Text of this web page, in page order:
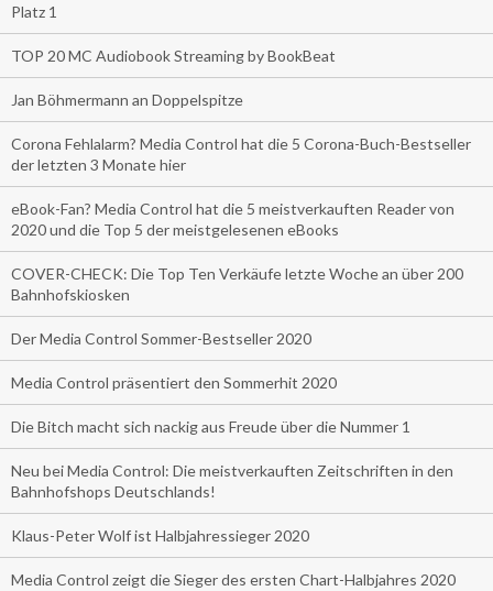
Platz 1
TOP 20 MC Audiobook Streaming by BookBeat
Jan Böhmermann an Doppelspitze
Corona Fehlalarm? Media Control hat die 5 Corona-Buch-Bestseller
der letzten 3 Monate hier
eBook-Fan? Media Control hat die 5 meistverkauften Reader von
2020 und die Top 5 der meistgelesenen eBooks
COVER-CHECK: Die Top Ten Verkäufe letzte Woche an über 200
Bahnhofskiosken
Der Media Control Sommer-Bestseller 2020
Media Control präsentiert den Sommerhit 2020
Die Bitch macht sich nackig aus Freude über die Nummer 1
Neu bei Media Control: Die meistverkauften Zeitschriften in den
Bahnhofshops Deutschlands!
Klaus-Peter Wolf ist Halbjahressieger 2020
Media Control zeigt die Sieger des ersten Chart-Halbjahres 2020